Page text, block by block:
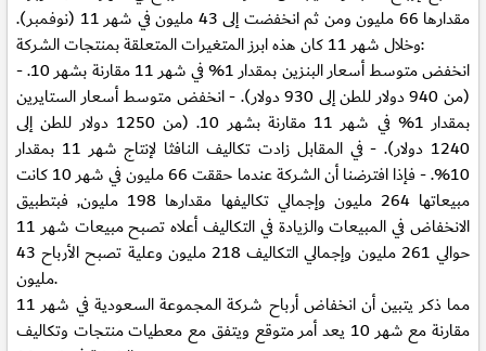
مقدارها 66 مليون ومن ثم انخفضت إلى 43 مليون في شهر 11 (نوفمبر).
وخلال شهر 11 كان هذه ابرز المتغيرات المتعلقة بمنتجات الشركة:
- انخفض متوسط أسعار البنزين بمقدار 1% في شهر 11 مقارنة بشهر 10.
(من 940 دولار للطن إلى 930 دولار). - انخفض متوسط أسعار الستايرين
بمقدار 1% في شهر 11 مقارنة بشهر 10. (من 1250 دولار للطن إلى
1240 دولار). - في المقابل زادت تكاليف النافثا لإنتاج شهر 11 بمقدار
10%. - فإذا افترضنا أن الشركة عندما حققت 66 مليون في شهر 10 كانت
مبيعاتها 264 مليون وإجمالي تكاليفها مقدارها 198 مليون, فبتطبيق
الانخفاض في المبيعات والزيادة في التكاليف أعلاه تصبح مبيعات شهر 11
حوالي 261 مليون وإجمالي التكاليف 218 مليون وعلية تصبح الأرباح 43
مليون.
مما ذكر يتبين أن انخفاض أرباح شركة المجموعة السعودية في شهر 11
مقارنة مع شهر 10 يعد أمر متوقع ويتفق مع معطيات منتجات وتكاليف